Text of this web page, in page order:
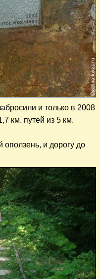
и только в 2008
км. путей из 5 км.
и дорогу до